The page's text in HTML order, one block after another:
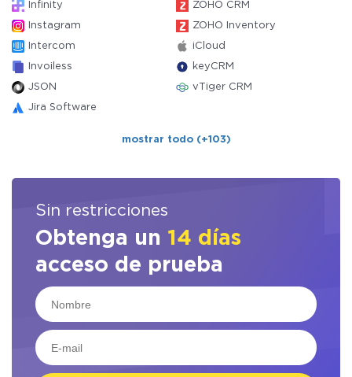
Infinity ZOHO CRM
Instagram ZOHO Inventory
Intercom iCloud
Invoiless keyCRM
JSON vTiger CRM
Jira Software
mostrar todo (+103)
Sin restricciones
Obtenga un 14 días
acceso de prueba